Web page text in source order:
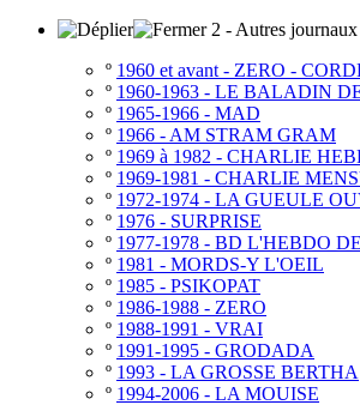
2 - Autres journaux
º 1960 et avant - ZERO -
º 1960-1963 - LE BALADIN
º 1965-1966 - MAD
º 1966 - AM STRAM GRAM
º 1969 à 1982 - CHARLIE
º 1969-1981 - CHARLIE
º 1972-1974 - LA GUEULE
º 1976 - SURPRISE
º 1977-1978 - BD L'HEBDO
º 1981 - MORDS-Y L'OEIL
º 1985 - PSIKOPAT
º 1986-1988 - ZERO
º 1988-1991 - VRAI
º 1991-1995 - GRODADA
º 1993 - LA GROSSE BERTHA
º 1994-2006 - LA MOUISE